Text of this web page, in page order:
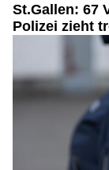
St.Gallen: 67
Polizei zieht